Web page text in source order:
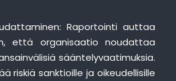
Raportointi auttaa
että organisaatio noudattaa
sääntelyvaatimuksia.
riskiä sanktioille ja oikeudellisille